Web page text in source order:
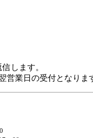
します。
営業日の受付となりま